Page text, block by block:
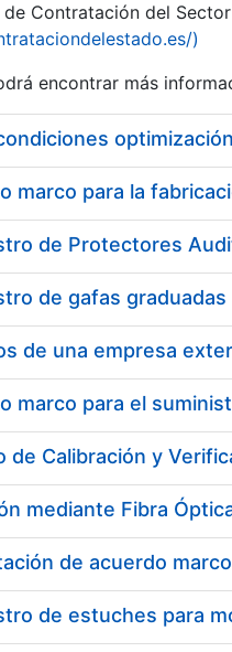
Ocultar
Ocultar
Contratación del
)
encontrar más
marco para la
marco para el
de estuches para